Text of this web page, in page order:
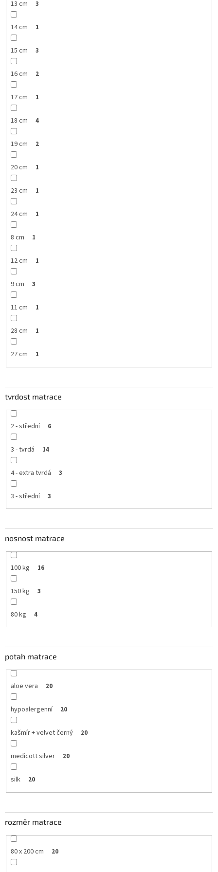
13 cm 3
14 cm 1
15 cm 3
16 cm 2
17 cm 1
18 cm 4
19 cm 2
20 cm 1
23 cm 1
24 cm 1
8 cm 1
12 cm 1
9 cm 3
11 cm 1
28 cm 1
27 cm 1
tvrdost matrace
2 - střední 6
3 - tvrdá 14
4 - extra tvrdá 3
3 - střední 3
nosnost matrace
100 kg 16
150 kg 3
80 kg 4
potah matrace
aloe vera 20
hypoalergenní 20
kašmír + velvet černý 20
medicott silver 20
silk 20
rozměr matrace
80 x 200 cm 20